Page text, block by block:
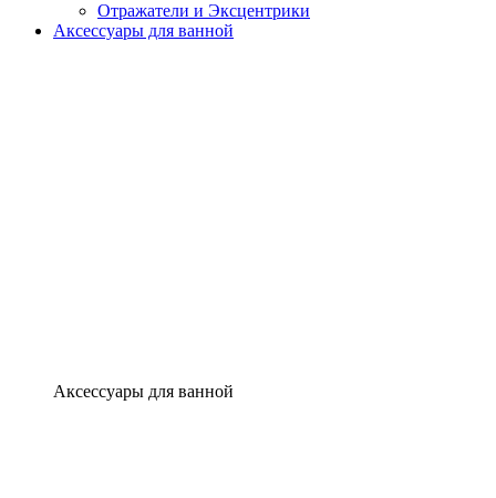
Отражатели и Эксцентрики
Аксессуары для ванной
Аксессуары для ванной